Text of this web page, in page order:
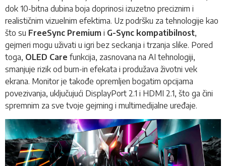
dok 10-bitna dubina boja doprinosi izuzetno preciznim i
realističnim vizuelnim efektima. Uz podršku za tehnologije kao
što su FreeSync Premium i G-Sync kompatibilnost,
gejmeri mogu uživati u igri bez seckanja i trzanja slike. Pored
toga, OLED Care funkcija, zasnovana na AI tehnologiji,
smanjuje rizik od burn-in efekata i produžava životni vek
ekrana. Monitor je takođe opremljen bogatim opcijama
povezivanja, uključujući DisplayPort 2.1 i HDMI 2.1, što ga čini
spremnim za sve tvoje gejming i multimedijalne uređaje.